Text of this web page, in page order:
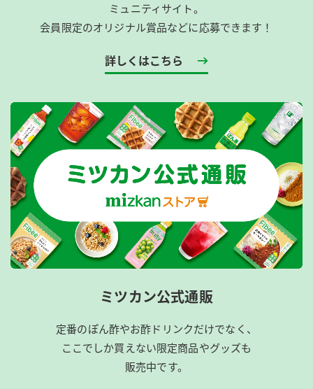
ミュニティサイト。
会員限定のオリジナル賞品などに応募できます！
詳しくはこちら
ミツカン公式通販
定番のぽん酢やお酢ドリンクだけでなく、
ここでしか買えない限定商品やグッズも
販売中です。